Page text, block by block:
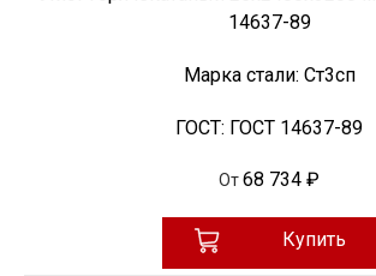
14637-89
Марка стали: Ст3сп
ГОСТ: ГОСТ 14637-89
От68 734 ₽
Купить